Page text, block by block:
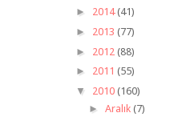
► 2014(41)
► 2013 (77)
► 2012 (88)
► 2011 (55)
▼ 2010 (160)
► Aralık (7)